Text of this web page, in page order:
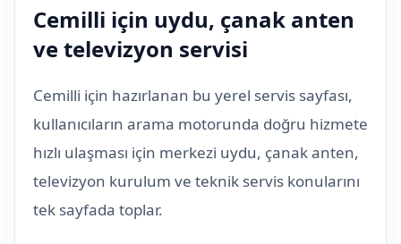
Cemilli için uydu, çanak anten
ve televizyon servisi
Cemilli için hazırlanan bu yerel servis sayfası,
kullanıcıların arama motorunda doğru hizmete
hızlı ulaşması için merkezi uydu, çanak anten,
televizyon kurulum ve teknik servis konularını
tek sayfada toplar.